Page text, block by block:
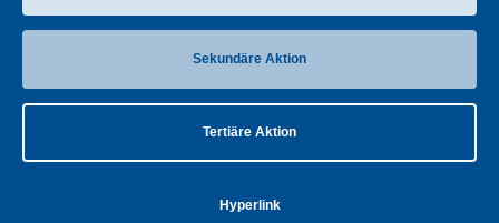
Sekundäre Aktion
Tertiäre Aktion
Hyperlink